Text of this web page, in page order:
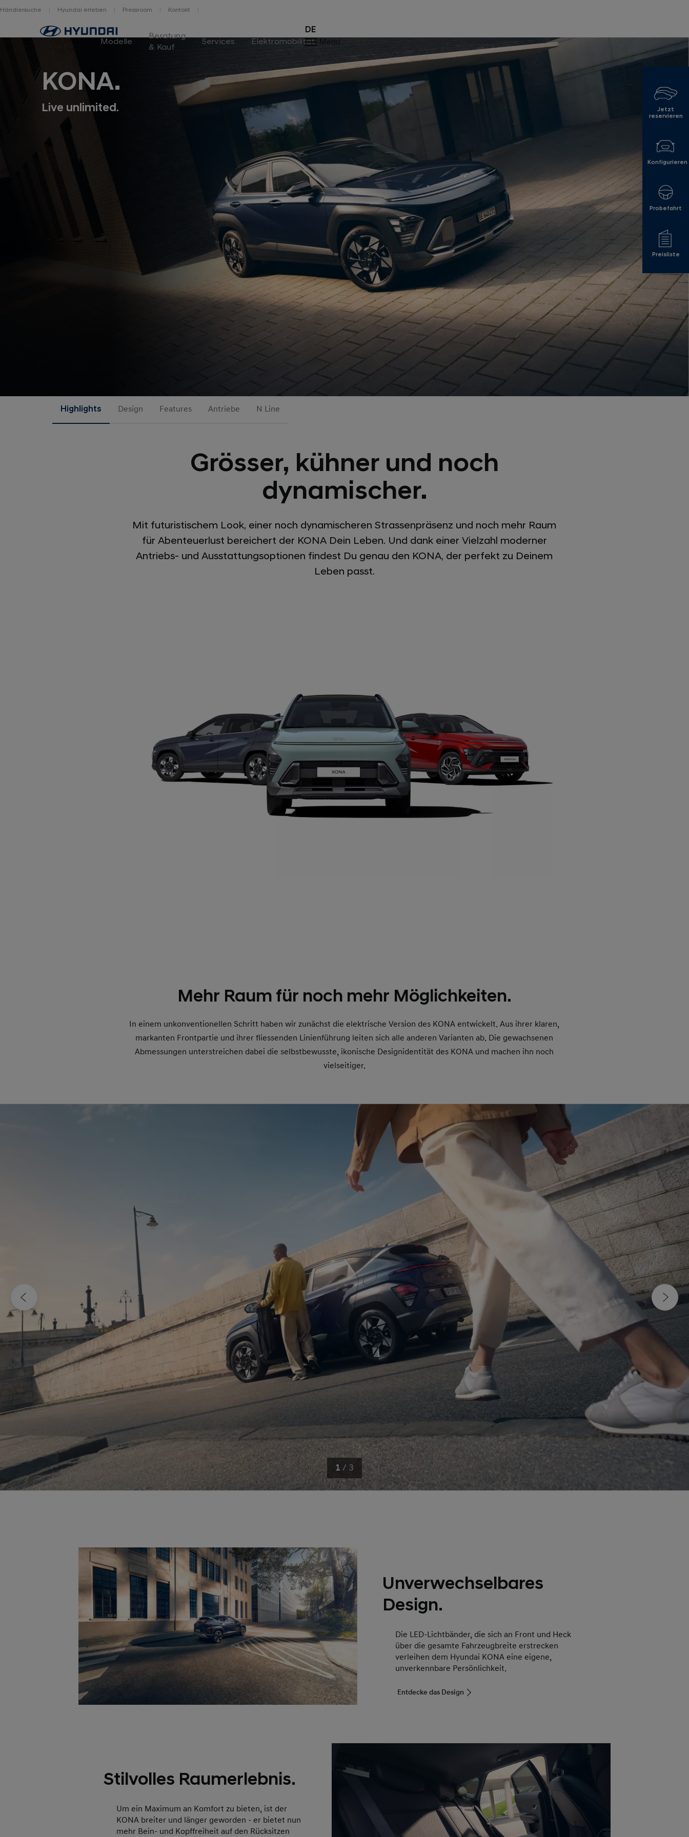
Händlersuche Hyundai erleben Pressroom Kontakt
Logo
Hyundai
Switzerland
Modelle
Beratung
& Kauf
Services Elektromobilität
DE
Menu
KONA.
Live unlimited.
Highlights Design Features Antriebe N Line
Grösser, kühner und noch
dynamischer.
Mit futuristischem Look, einer noch dynamischeren Strassenpräsenz und noch mehr Raum
für Abenteuerlust bereichert der KONA Dein Leben. Und dank einer Vielzahl moderner
Antriebs- und Ausstattungsoptionen findest Du genau den KONA, der perfekt zu Deinem
Leben passt.
Jetzt
reservieren
Konfigurieren
Probefahrt
Preisliste
Mehr Raum für noch mehr Möglichkeiten.
In einem unkonventionellen Schritt haben wir zunächst die elektrische Version des KONA entwickelt. Aus ihrer klaren,
markanten Frontpartie und ihrer fliessenden Linienführung leiten sich alle anderen Varianten ab. Die gewachsenen
Abmessungen unterstreichen dabei die selbstbewusste, ikonische Designidentität des KONA und machen ihn noch
vielseitiger.
1 / 3
Unverwechselbares
Design.
Die LED-Lichtbänder, die sich an Front und Heck
über die gesamte Fahrzeugbreite erstrecken
verleihen dem Hyundai KONA eine eigene,
unverkennbare Persönlichkeit.
Entdecke das Design
Stilvolles Raumerlebnis.
Um ein Maximum an Komfort zu bieten, ist der
KONA breiter und länger geworden - er bietet nun
mehr Bein- und Kopffreiheit auf den Rücksitzen